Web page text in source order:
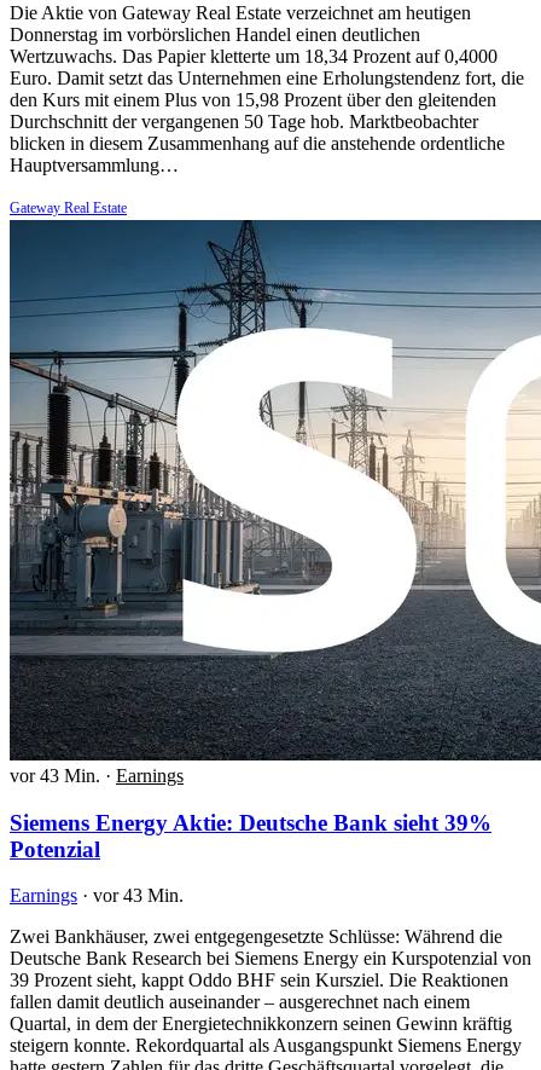
Die Aktie von Gateway Real Estate verzeichnet am heutigen
Donnerstag im vorbörslichen Handel einen deutlichen
Wertzuwachs. Das Papier kletterte um 18,34 Prozent auf 0,4000
Euro. Damit setzt das Unternehmen eine Erholungstendenz fort, die
den Kurs mit einem Plus von 15,98 Prozent über den gleitenden
Durchschnitt der vergangenen 50 Tage hob. Marktbeobachter
blicken in diesem Zusammenhang auf die anstehende ordentliche
Hauptversammlung…
Gateway Real Estate
vor 43 Min. · Earnings
Siemens Energy Aktie: Deutsche Bank sieht 39%
Potenzial
Earnings · vor 43 Min.
Zwei Bankhäuser, zwei entgegengesetzte Schlüsse: Während die
Deutsche Bank Research bei Siemens Energy ein Kurspotenzial von
39 Prozent sieht, kappt Oddo BHF sein Kursziel. Die Reaktionen
fallen damit deutlich auseinander – ausgerechnet nach einem
Quartal, in dem der Energietechnikkonzern seinen Gewinn kräftig
steigern konnte. Rekordquartal als Ausgangspunkt Siemens Energy